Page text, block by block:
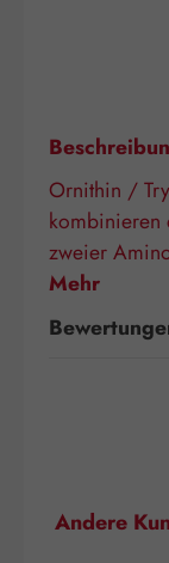
Ornithin /
kombinieren
zweier
Mehr
Produktgalerie
Andere